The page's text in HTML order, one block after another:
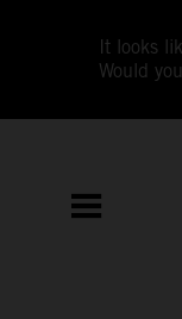
It looks
Would